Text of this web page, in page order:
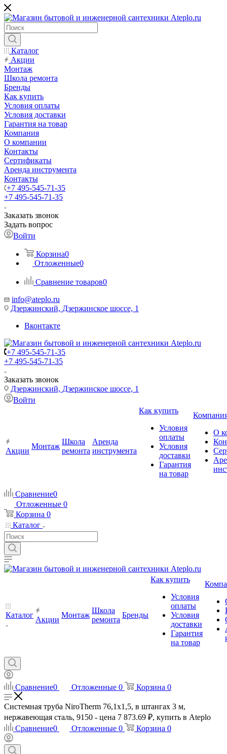
Каталог
Акции
Монтаж
Школа ремонта
Бренды
Как купить
Условия оплаты
Условия доставки
Гарантия на товар
Компания
О компании
Контакты
Сертификаты
Аренда инструмента
Контакты
+7 495-545-71-35
+7 495-545-71-35
Заказать звонок
Задать вопрос
Войти
Корзина0
Отложенные0
Сравнение товаров0
info@ateplo.ru
Дзержинский, Дзержинское шоссе, 1
Вконтакте
+7 495-545-71-35
+7 495-545-71-35
Заказать звонок
Дзержинский, Дзержинское шоссе, 1
Войти
Акции
Монтаж
Школа
ремонта
Аренда
инструмента
Как купить
Условия
оплаты
Условия
доставки
Гарантия
на товар
О
Сравнение0
Отложенные 0
Корзина 0
Каталог
Каталог
Акции
Монтаж
Школа
ремонта
Бренды
Как купить
Условия
оплаты
Условия
доставки
Гарантия
на товар
Сравнение0 Отложенные 0 Корзина 0
Системная труба NiroTherm 76,1x1,5, в штангах 3 м,
нержавеющая сталь, 9150 - цена 7 873.69 ₽, купить в Ateplo
Сравнение0 Отложенные 0 Корзина 0